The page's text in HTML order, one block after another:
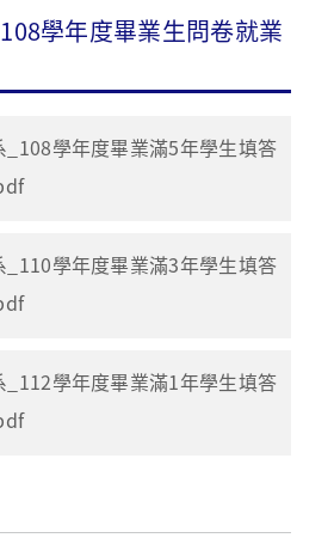
學年度畢業生問卷就業
學年度畢業滿5年學生填答
學年度畢業滿3年學生填答
學年度畢業滿1年學生填答